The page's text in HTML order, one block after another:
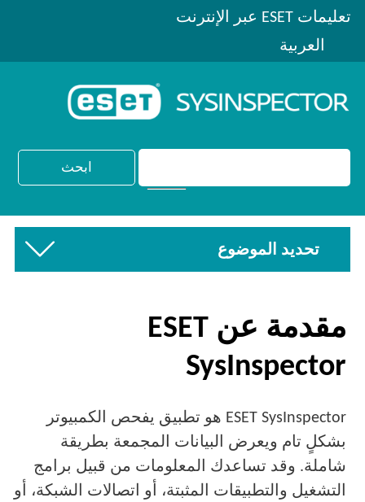
تعليمات ESET عبر الإنترنت
العربية
تحديد الموضوع
مقدمة عن ESET
SysInspector
ESET SysInspector هو تطبيق يفحص الكمبيوتر
بشكلٍ تام ويعرض البيانات المجمعة بطريقة
شاملة. وقد تساعدك المعلومات من قبيل برامج
التشغيل والتطبيقات المثبتة، أو اتصالات الشبكة، أو